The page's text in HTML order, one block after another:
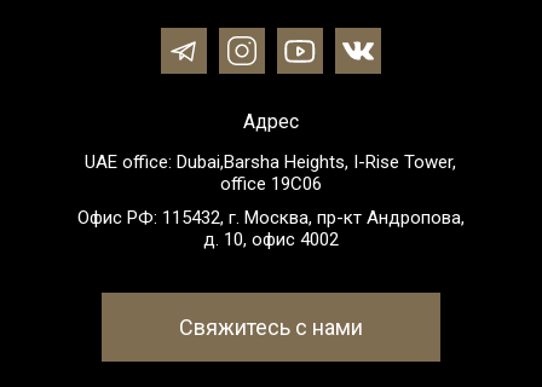
Адрес
UAE office: Dubai,Barsha Heights, I-Rise Tower,
office 19C06
Офис РФ: 115432, г. Москва, пр-кт Андропова,
д. 10, офис 4002
Свяжитесь с нами